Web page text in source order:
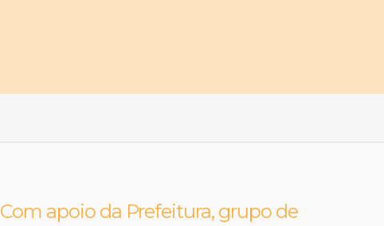
Com apoio da Prefeitura, grupo de